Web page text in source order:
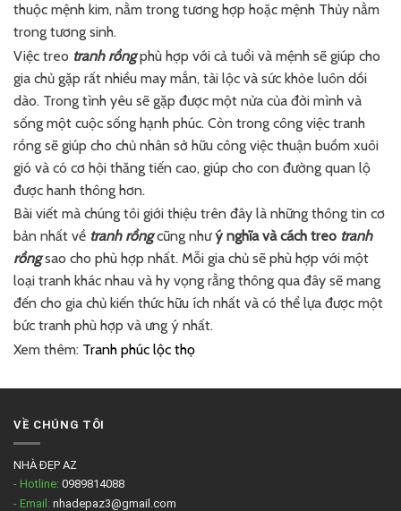
thuộc mệnh kim, nằm trong tương hợp hoặc mệnh Thủy nằm
trong tương sinh.
Việc treo tranh rồngphù hợp với cả tuổi và mệnh sẽ giúp cho
gia chủ gặp rất nhiều may mắn, tài lộc và sức khỏe luôn dồi
dào. Trong tình yêu sẽ gặp được một nửa của đời mình và
sống một cuộc sống hạnh phúc. Còn trong công việc tranh
rồng sẽ giúp cho chủ nhân sở hữu công việc thuận buồm xuôi
gió và có cơ hội thăng tiến cao, giúp cho con đường quan lộ
được hanh thông hơn.
Bài viết mà chúng tôi giới thiệu trên đây là những thông tin cơ
bản nhất về tranh rồngcũng nhưý nghĩa và cách treo tranh
rồngsao cho phù hợp nhất. Mỗi gia chủ sẽ phù hợp với một
loại tranh khác nhau và hy vọng rằng thông qua đây sẽ mang
đến cho gia chủ kiến thức hữu ích nhất và có thể lựa được một
bức tranh phù hợp và ưng ý nhất.
Xem thêm: Tranh phúc lộc thọ
VỀ CHÚNG TÔI
NHÀ ĐẸP AZ
- Hotline: 0989814088
- Email: nhadepaz3@gmail.com